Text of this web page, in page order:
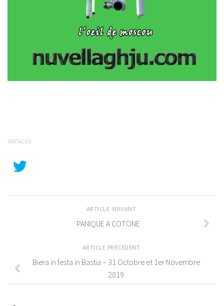
PARTAGER
ARTICLE SUIVANT
PANIQUE A COTONE
ARTICLE PRÉCÉDENT
Biera in festa in Bastia – 31 Octobre et 1er Novembre
2019